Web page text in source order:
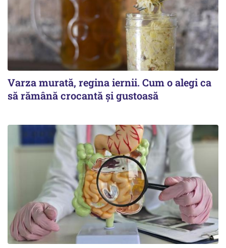
Varza murată, regina iernii. Cum o alegi ca
să rămână crocantă și gustoasă